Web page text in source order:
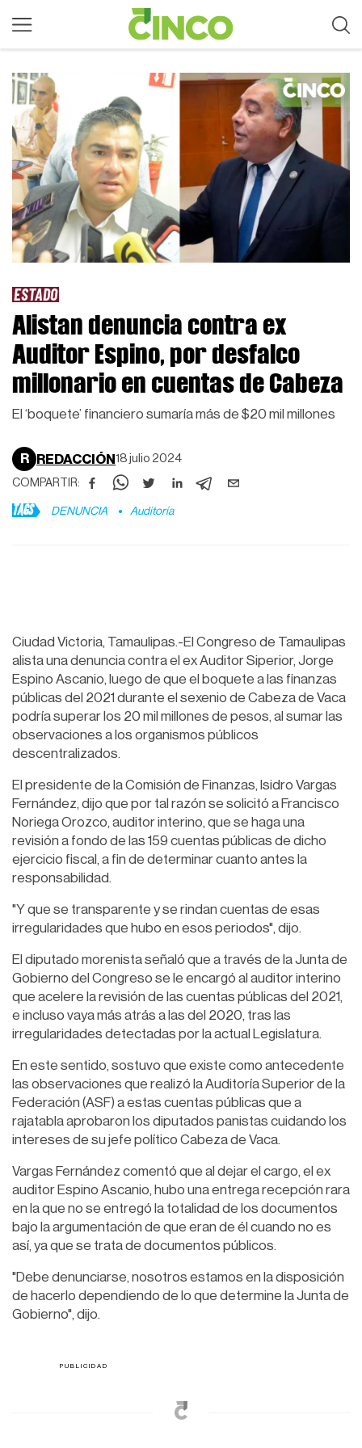
ESTADO
Alistan denuncia contra ex
Auditor Espino, por desfalco
millonario en cuentas de Cabeza
El ‘boquete’ financiero sumaría más de $20 mil millones
R REDACCIÓN 18 julio 2024
COMPARTIR:
TAGS DENUNCIA Auditoría
Ciudad Victoria, Tamaulipas.-El Congreso de Tamaulipas
alista una denuncia contra el ex Auditor Siperior, Jorge
Espino Ascanio, luego de que el boquete a las finanzas
públicas del 2021 durante el sexenio de Cabeza de Vaca
podría superar los 20 mil millones de pesos, al sumar las
observaciones a los organismos públicos
descentralizados.
El presidente de la Comisión de Finanzas, Isidro Vargas
Fernández, dijo que por tal razón se solicitó a Francisco
Noriega Orozco, auditor interino, que se haga una
revisión a fondo de las 159 cuentas públicas de dicho
ejercicio fiscal, a fin de determinar cuanto antes la
responsabilidad.
"Y que se transparente y se rindan cuentas de esas
irregularidades que hubo en esos periodos", dijo.
El diputado morenista señaló que a través de la Junta de
Gobierno del Congreso se le encargó al auditor interino
que acelere la revisión de las cuentas públicas del 2021,
e incluso vaya más atrás a las del 2020, tras las
irregularidades detectadas por la actual Legislatura.
En este sentido, sostuvo que existe como antecedente
las observaciones que realizó la Auditoría Superior de la
Federación (ASF) a estas cuentas públicas que a
rajatabla aprobaron los diputados panistas cuidando los
intereses de su jefe político Cabeza de Vaca.
Vargas Fernández comentó que al dejar el cargo, el ex
auditor Espino Ascanio, hubo una entrega recepción rara
en la que no se entregó la totalidad de los documentos
bajo la argumentación de que eran de él cuando no es
así, ya que se trata de documentos públicos.
"Debe denunciarse, nosotros estamos en la disposición
de hacerlo dependiendo de lo que determine la Junta de
Gobierno", dijo.